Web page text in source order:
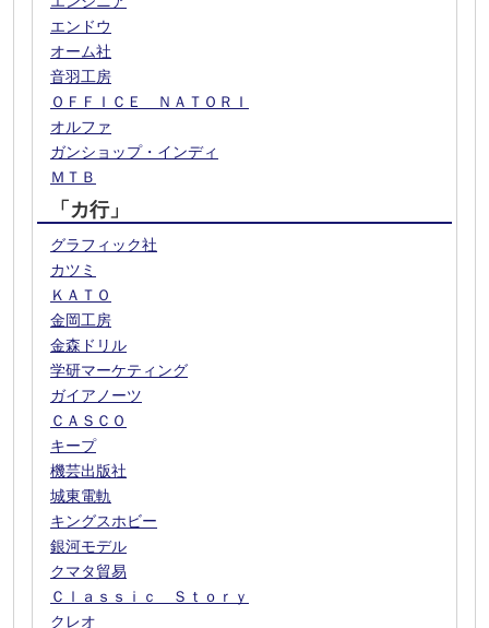
エンドウ
オーム社
音羽工房
ＯＦＦＩＣＥ ＮＡＴＯＲＩ
オルファ
ガンショップ・インディ
ＭＴＢ
「カ行」
グラフィック社
カツミ
ＫＡＴＯ
金岡工房
金森ドリル
学研マーケティング
ガイアノーツ
ＣＡＳＣＯ
キープ
機芸出版社
城東電軌
キングスホビー
銀河モデル
クマタ貿易
Ｃｌａｓｓｉｃ Ｓｔｏｒｙ
クレオ